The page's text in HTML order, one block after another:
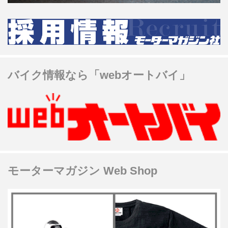
バイク情報なら「webオートバイ」
モーターマガジン Web Shop